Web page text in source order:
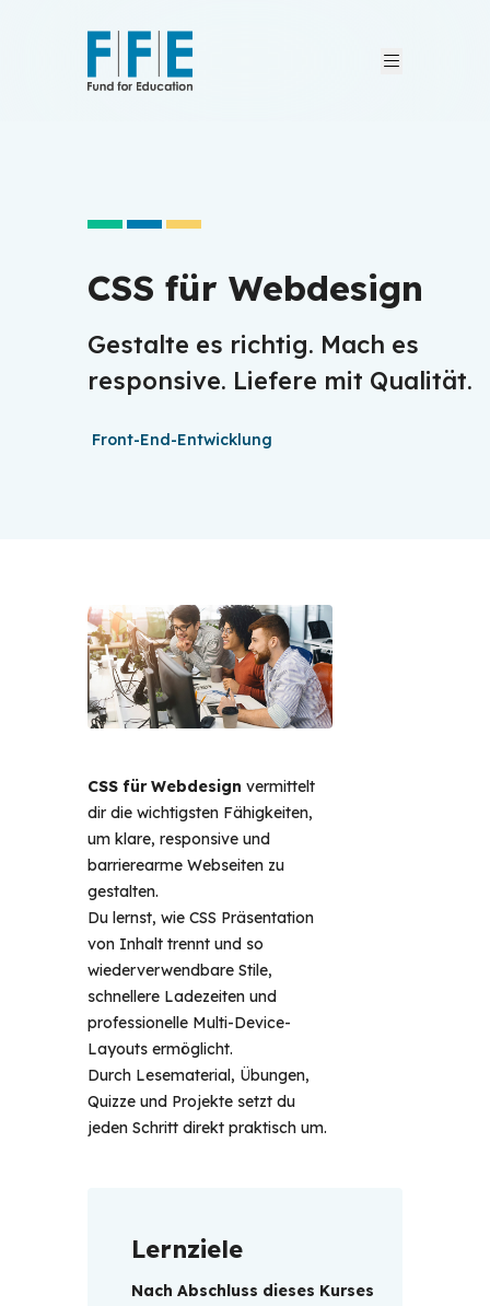
Geschichten
FFE-Kurse
News & Blog
Blog
Geschichten
FFE-Kurse
News & Blog
Blog
CSS für Webdesign
Gestalte es richtig. Mach es
responsive. Liefere mit Qualität.
Front-End-Entwicklung
CSS für Webdesign vermittelt
dir die wichtigsten Fähigkeiten,
um klare, responsive und
barrierearme Webseiten zu
gestalten.
Du lernst, wie CSS Präsentation
von Inhalt trennt und so
wiederverwendbare Stile,
schnellere Ladezeiten und
professionelle Multi-Device-
Layouts ermöglicht.
Durch Lesematerial, Übungen,
Quizze und Projekte setzt du
jeden Schritt direkt praktisch um.
Lernziele
Nach Abschluss dieses Kurses